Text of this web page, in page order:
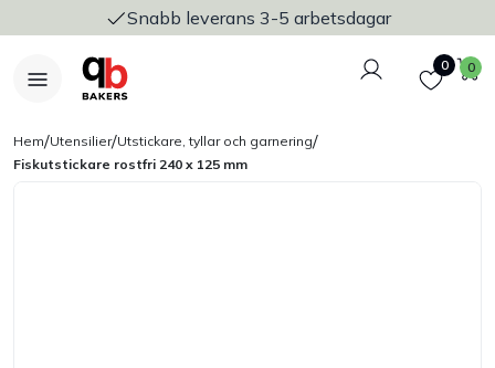
Snabb leverans 3-5 arbetsdagar
Logga in
Favoriter
0 0
Hem/Utensilier/Utstickare, tyllar och garnering/
Fiskutstickare rostfri 240 x 125 mm